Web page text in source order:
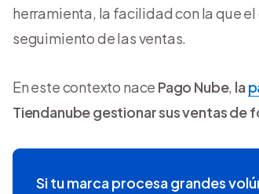
herramienta, la facilidad con la que
seguimiento de las ventas.
En este contexto nace Pago Nube, la
Tiendanubegestionar sus ventas de
Si tu marca procesa grandes